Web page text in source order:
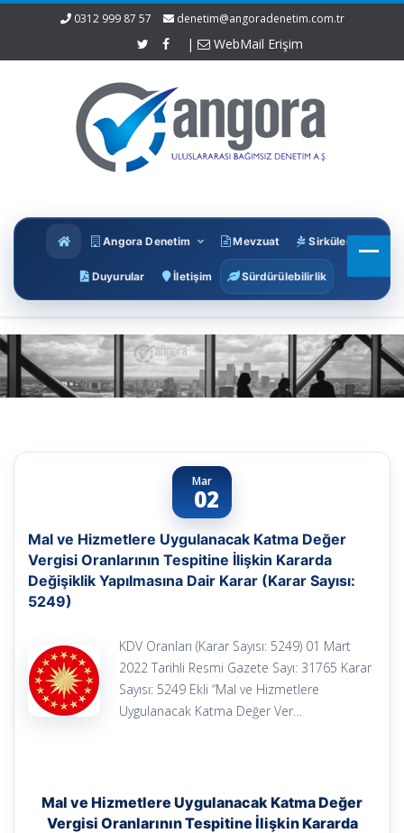
0312 999 87 57 denetim@angoradenetim.com.tr
| WebMail Erişim
Angora Denetim Mevzuat Sirküler
Duyurular İletişim Sürdürülebilirlik
Mar
02
Mal ve Hizmetlere Uygulanacak Katma Değer
Vergisi Oranlarının Tespitine İlişkin Kararda
Değişiklik Yapılmasına Dair Karar (Karar Sayısı:
5249)
KDV Oranları (Karar Sayısı: 5249) 01 Mart
2022 Tarihli Resmi Gazete Sayı: 31765 Karar
Sayısı: 5249 Ekli “Mal ve Hizmetlere
Uygulanacak Katma Değer Ver…
Mal ve Hizmetlere Uygulanacak Katma Değer
Vergisi Oranlarının Tespitine İlişkin Kararda